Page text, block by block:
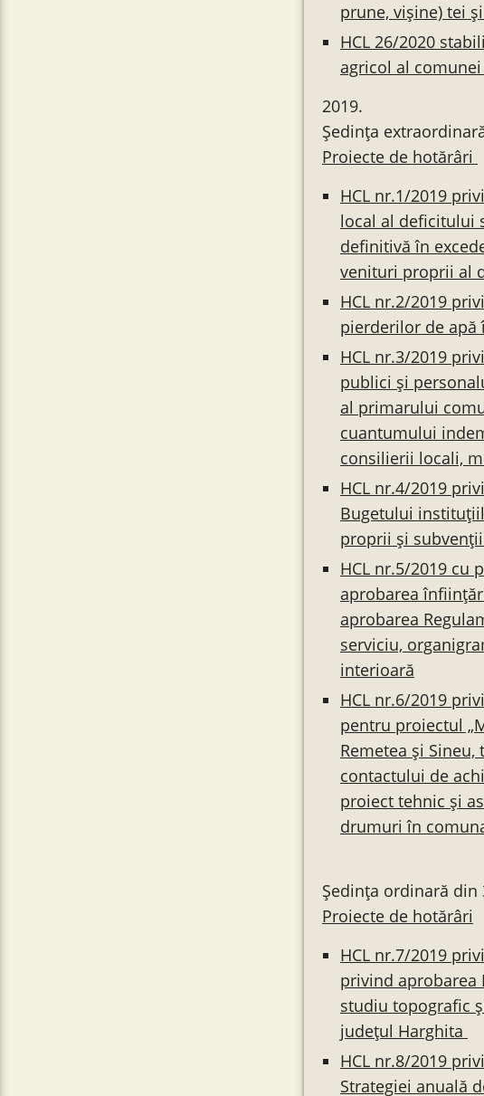
prune, vișine) tei
HCL 26/2020
agricol al
2019.
Ședința
Proiecte de hotărâri
HCL nr.1/2019
local al deficitului
definitivă în
venituri proprii al
HCL nr.2/2019
pierderilor de apă
HCL nr.3/2019
publici și
al primarului
cuantumului
consilierii locali,
HCL nr.4/2019
Bugetului
proprii și
HCL nr.5/2019 cu
aprobarea
aprobarea
serviciu,
interioară
HCL nr.6/2019
pentru proiectul
Remetea și
contactului de
proiect tehnic și
drumuri în
Ședința ordinară din
Proiecte de hotărâri
HCL nr.7/2019
privind aprobarea
studiu topografic
județul Harghita
HCL nr.8/2019
Strategiei anuală